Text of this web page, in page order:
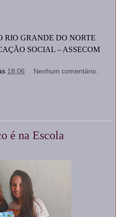
RIO GRANDE DO NORTE
SOCIAL – ASSECOM
18:06 Nenhum comentário:
é na Escola